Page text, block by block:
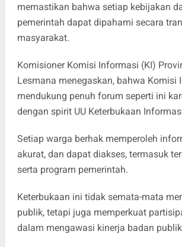
memastikan bahwa setiap kebijakan
pemerintah dapat dipahami secara
masyarakat.
Komisioner Komisi Informasi (KI)
Lesmana menegaskan, bahwa Komisi
mendukung penuh forum seperti ini
dengan spirit UU Keterbukaan
Setiap warga berhak memperoleh
akurat, dan dapat diakses, termasuk
serta program pemerintah.
Keterbukaan ini tidak semata-mata
publik, tetapi juga memperkuat
dalam mengawasi kinerja badan